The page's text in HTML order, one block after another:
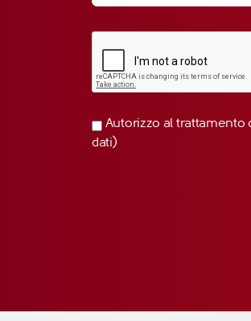
Autorizzo al trattamento
dati)